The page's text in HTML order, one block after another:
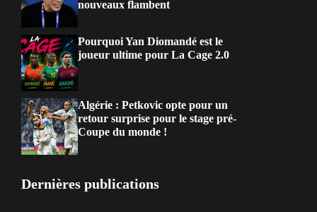
nouveaux flambent
Pourquoi Yan Diomandé est le
joueur ultime pour La Cage 2.0
Algérie : Petkovic opte pour un
retour surprise pour le stage pré-
Coupe du monde !
Dernières publications